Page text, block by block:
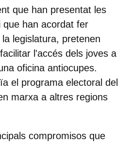
que han presentat les
han acordat fer
legislatura, pretenen
l'accés dels joves a
oficina antiocupes.
el programa electoral del
marxa a altres regions
compromisos que